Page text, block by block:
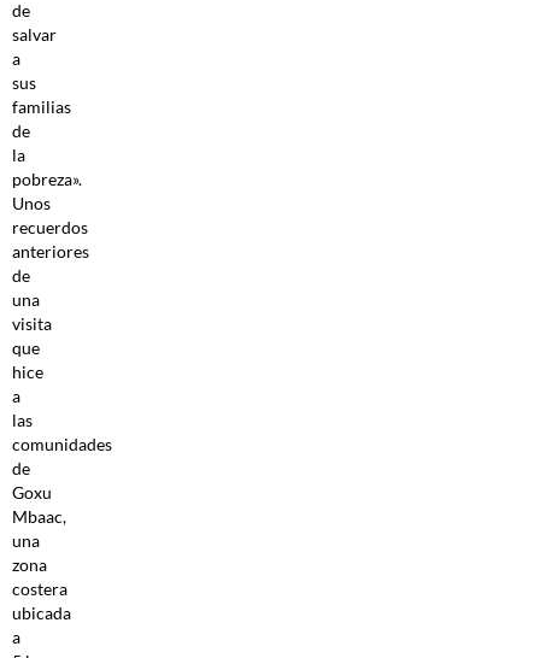
de
salvar
a
sus
familias
de
la
pobreza».
Unos
recuerdos
anteriores
de
una
visita
que
hice
a
las
comunidades
de
Goxu
Mbaac,
una
zona
costera
ubicada
a